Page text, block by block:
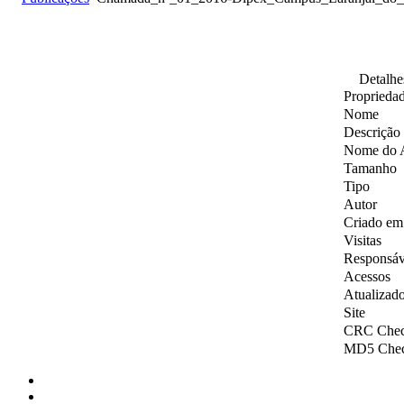
Nome
Descrição
Nome do
Tamanho
Tipo
Autor
Criado
Visitas
Acessos
Site
CRC
MD5